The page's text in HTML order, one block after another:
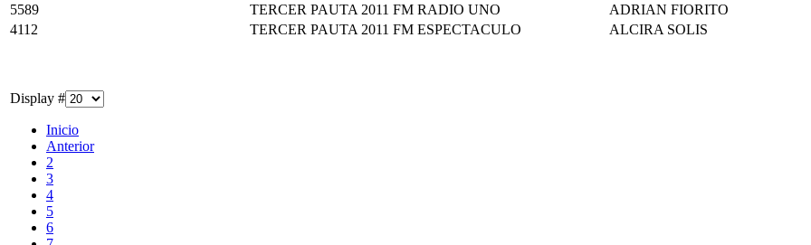
Display #
Inicio
Anterior
2
3
4
5
6
5589
TERCER PAUTA 2011 FM RADIO UNO ADRIAN FIORITO
4112
TERCER PAUTA 2011 FM ESPECTACULO ALCIRA SOLIS